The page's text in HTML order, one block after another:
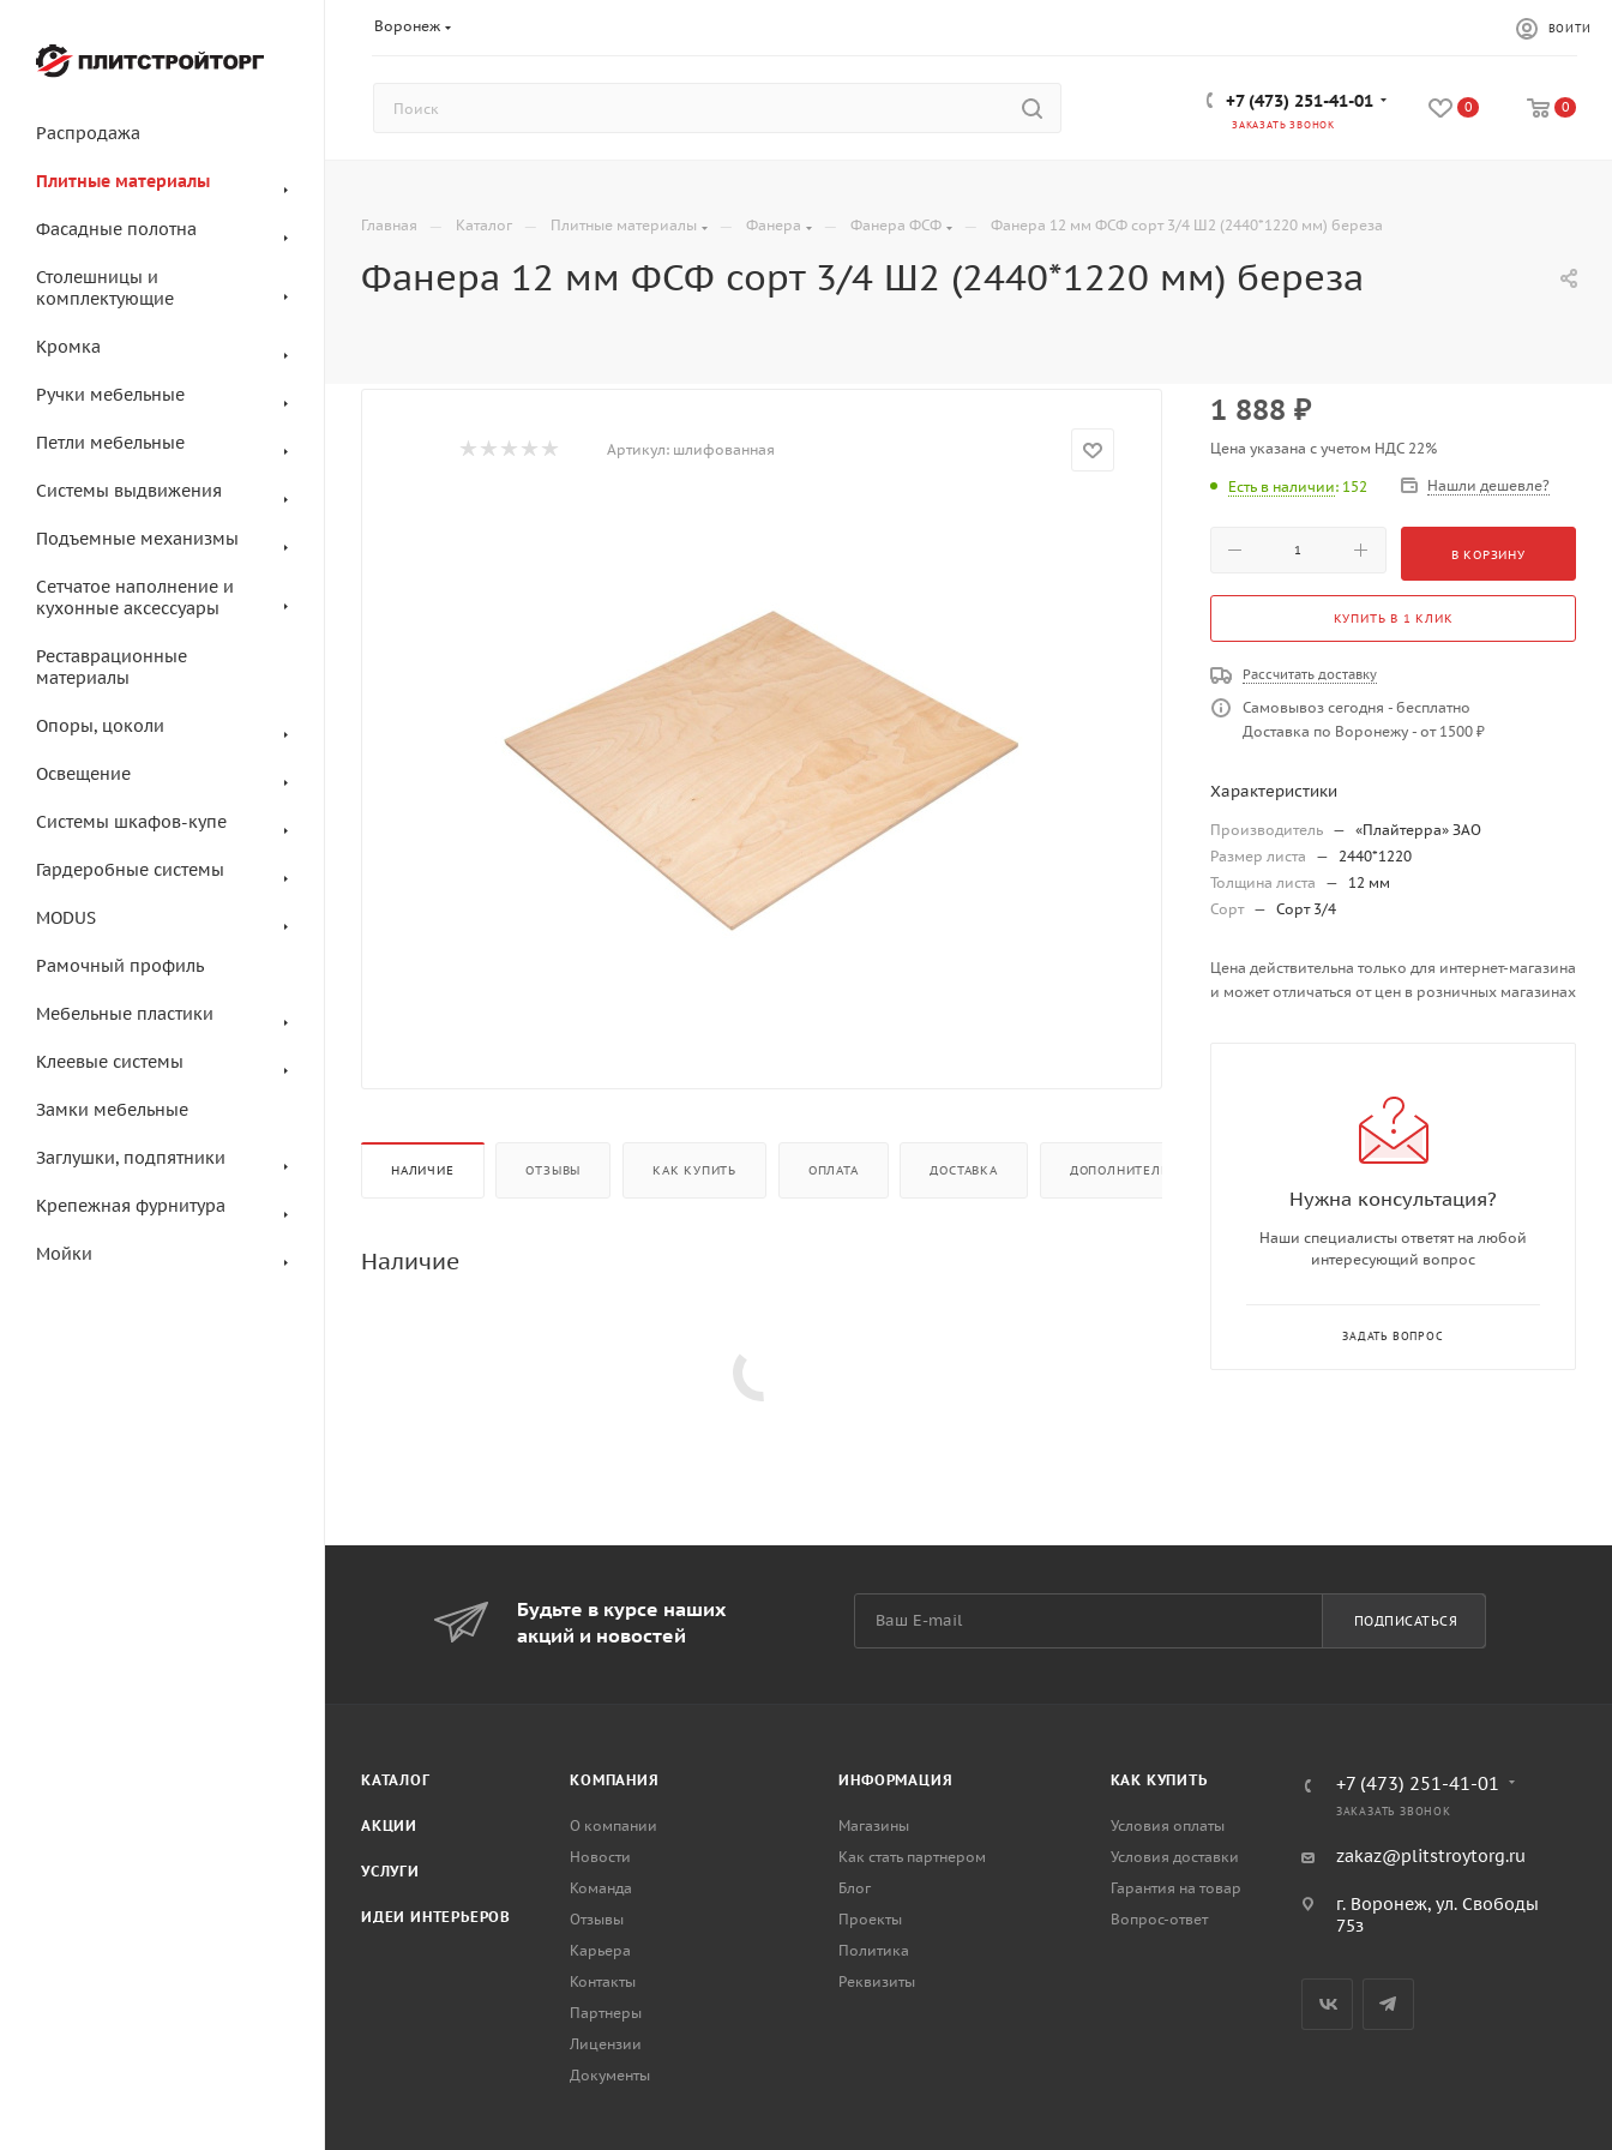
Воронеж ВОЙТИ
+7 (473) 251-41-01
ЗАКАЗАТЬ ЗВОНОК
0 0
Распродажа
Плитные материалы
Фасадные полотна
Столешницы и
комплектующие
Кромка
Ручки мебельные
Петли мебельные
Системы выдвижения
Подъемные механизмы
Сетчатое наполнение и
кухонные аксессуары
Реставрационные
материалы
Опоры, цоколи
Освещение
Системы шкафов-купе
Гардеробные системы
MODUS
Рамочный профиль
Мебельные пластики
Клеевые системы
Замки мебельные
Заглушки, подпятники
Крепежная фурнитура
Мойки
Главная — Каталог — Плитные материалы — Фанера — Фанера ФСФ — Фанера 12 мм ФСФ сорт 3/4 Ш2 (2440*1220 мм) береза
Фанера 12 мм ФСФ сорт 3/4 Ш2 (2440*1220 мм) береза
Артикул: шлифованная
НАЛИЧИЕ ОТЗЫВЫ КАК КУПИТЬ ОПЛАТА ДОСТАВКА ДОПОЛНИТЕЛЬНО
Наличие
1 888 ₽
Цена указана с учетом НДС 22%
Есть в наличии: 152 Нашли дешевле?
В КОРЗИНУ
КУПИТЬ В 1 КЛИК
Рассчитать доставку
Самовывоз сегодня - бесплатно
Доставка по Воронежу - от 1500 ₽
Характеристики
Производитель — «Плайтерра» ЗАО
Размер листа
— 2440*1220
Толщина листа
—
12 мм
Сорт — Сорт 3/4
Цена действительна только для интернет-магазина
и может отличаться от цен в розничных магазинах
Нужна консультация?
Наши специалисты ответят на любой
интересующий вопрос
ЗАДАТЬ ВОПРОС
Будьте в курсе наших
акций и новостей
ПОДПИСАТЬСЯ
КАТАЛОГ
АКЦИИ
УСЛУГИ
ИДЕИ ИНТЕРЬЕРОВ
КОМПАНИЯ
О компании
Новости
Команда
Отзывы
Карьера
Контакты
Партнеры
Лицензии
Документы
ИНФОРМАЦИЯ
Магазины
Как стать партнером
Блог
Проекты
Политика
Реквизиты
КАК КУПИТЬ
Условия оплаты
Условия доставки
Гарантия на товар
Вопрос-ответ
+7 (473) 251-41-01
ЗАКАЗАТЬ ЗВОНОК
zakaz@plitstroytorg.ru
г. Воронеж, ул. Свободы
75з